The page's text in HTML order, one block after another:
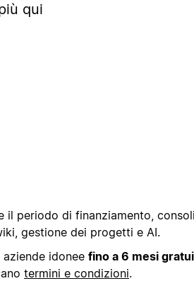
qui
il periodo di finanziamento,
gestione dei progetti e AI.
idonee fino a 6 mesi
termini e condizioni.